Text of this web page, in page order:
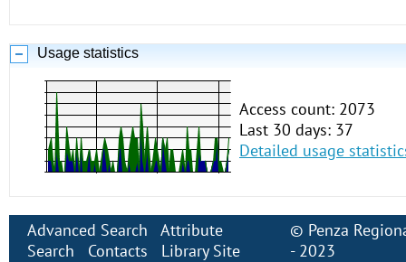
Usage statistics
Access count: 2073
Last 30 days: 37
Detailed usage
Advanced Search
Attribute
Search
Contacts
Library Site
© Penza
- 2023